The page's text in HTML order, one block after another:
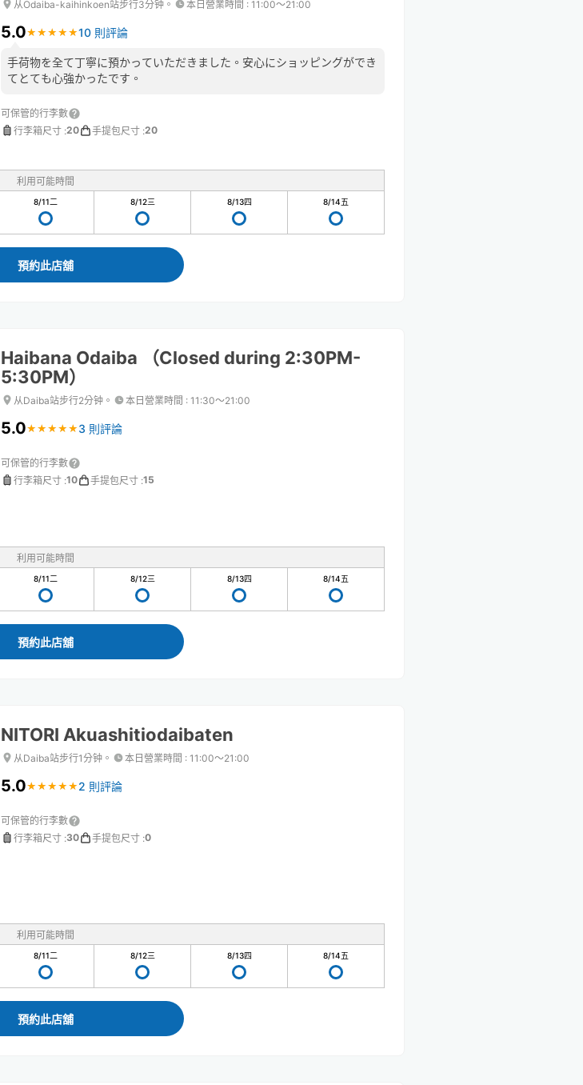
从Odaiba-kaihinkoen站步行3分钟。 本日營業時間 : 11:00〜21:00
5.0★ ★ ★ ★ ★
★ ★ ★ ★ ★10 則評論
手荷物を全て丁寧に預かっていただきました。安心にショッピングができ
てとても心強かったです。
可保管的行李數
行李箱尺寸 :20 手提包尺寸 :20
利用可能時間
8/11二 8/12三 8/13四 8/14五
預約此店舖
Haibana Odaiba （Closed during 2:30PM-
5:30PM）
从Daiba站步行2分钟。 本日營業時間 : 11:30〜21:00
5.0★ ★ ★ ★ ★
★ ★ ★ ★ ★ 3 則評論
可保管的行李數
行李箱尺寸 :10 手提包尺寸 :15
利用可能時間
8/11二 8/12三 8/13四 8/14五
預約此店舖
NITORI Akuashitiodaibaten
从Daiba站步行1分钟。 本日營業時間 : 11:00〜21:00
5.0★ ★ ★ ★ ★
★ ★ ★ ★ ★ 2 則評論
可保管的行李數
行李箱尺寸 :30 手提包尺寸 :0
利用可能時間
8/11二 8/12三 8/13四 8/14五
預約此店舖